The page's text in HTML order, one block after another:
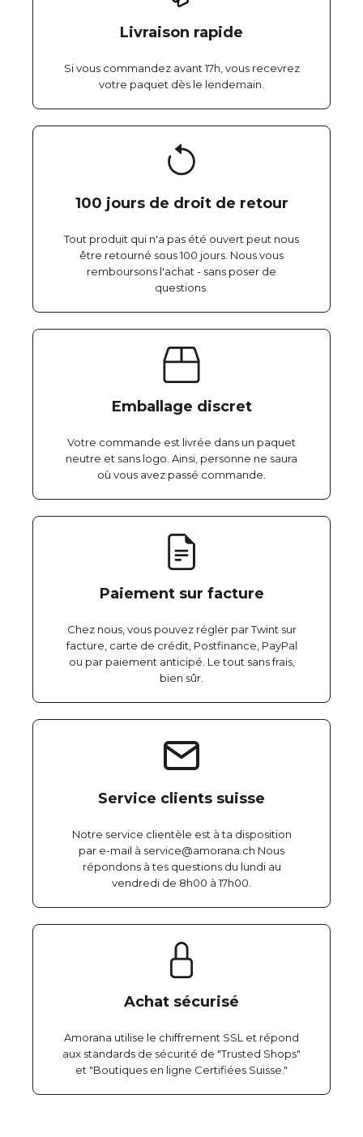
Livraison rapide
Si vous commandez avant 17h, vous recevrez
votre paquet dès le lendemain.
100 jours de droit de retour
Tout produit qui n'a pas été ouvert peut nous
être retourné sous 100 jours. Nous vous
remboursons l'achat - sans poser de
questions.
Emballage discret
Votre commande est livrée dans un paquet
neutre et sans logo. Ainsi, personne ne saura
où vous avez passé commande.
Paiement sur facture
Chez nous, vous pouvez régler par Twint sur
facture, carte de crédit, Postfinance, PayPal
ou par paiement anticipé. Le tout sans frais,
bien sûr.
Service clients suisse
Notre service clientèle est à ta disposition
par e-mail à service@amorana.ch Nous
répondons à tes questions du lundi au
vendredi de 8h00 à 17h00.
Achat sécurisé
Amorana utilise le chiffrement SSL et répond
aux standards de sécurité de "Trusted Shops"
et "Boutiques en ligne Certifiées Suisse."